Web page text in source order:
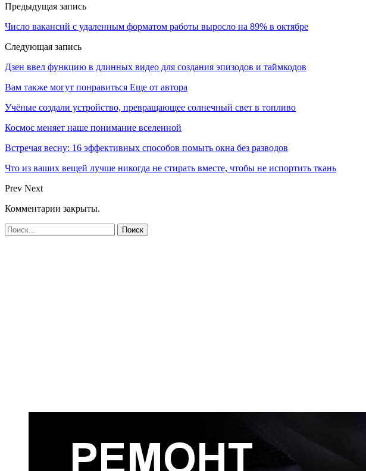
Предыдущая запись
Число вакансий с удаленным форматом работы выросло на 89% в октябре
Следующая запись
Дзен ввел функцию в длинных видео для создания эпизодов и таймкодов
Вам также могут понравиться Еще от автора
Учёные создали устройство, превращающее солнечный свет в топливо
Космос меняет наше понимание вселенной
Встречая весну: 16 эффективных способов помыть окна без разводов
Что из ваших вещей лучше никогда не стирать вместе, чтобы не испортить ткань
Prev Next
Комментарии закрыты.